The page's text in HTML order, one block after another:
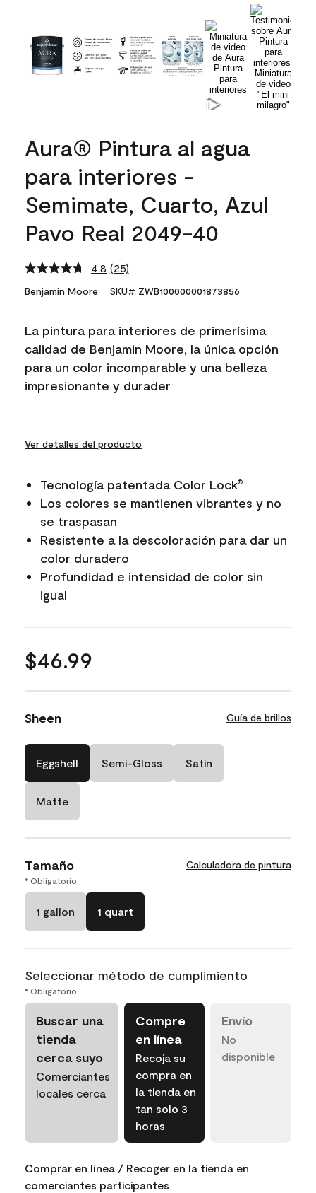
Aura® Pintura al agua
para interiores -
Semimate, Cuarto, Azul
Pavo Real 2049-40
4.8 Read
25
Reviews.
link.
(25)
Benjamin Moore SKU# ZWB100000001873856
La pintura para interiores de primerísima
calidad de Benjamin Moore, la única opción
para un color incomparable y una belleza
impresionante y durader
Ver detalles del producto
Tecnología patentada Color Lock®
Los colores se mantienen vibrantes y no
se traspasan
Resistente a la descoloración para dar un
color duradero
Profundidad e intensidad de color sin
igual
$46.99
Sheen Guía de brillos
Eggshell Semi-Gloss Satin
Matte
Tamaño Calculadora de pintura
* Obligatorio
1 gallon 1 quart
Seleccionar método de cumplimiento
* Obligatorio
Buscar una
tienda
cerca suyo
Comerciantes
locales cerca
Compre
en línea
Recoja su
compra en
la tienda en
tan solo 3
horas
Envío
No
disponible
Comprar en línea / Recoger en la tienda en
comerciantes participantes